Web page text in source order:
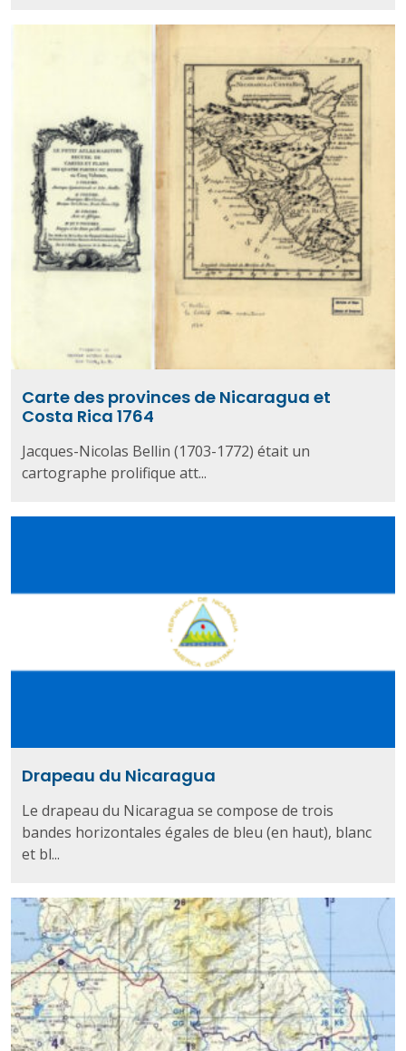
Carte des provinces de Nicaragua et
Costa Rica 1764
Jacques-Nicolas Bellin (1703-1772) était un
cartographe prolifique att...
Drapeau du Nicaragua
Le drapeau du Nicaragua se compose de trois
bandes horizontales égales de bleu (en haut), blanc
et bl...